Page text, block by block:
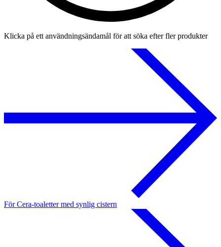
Klicka på ett användningsändamål för att söka efter fler produkter
För Cera-toaletter med synlig cistern